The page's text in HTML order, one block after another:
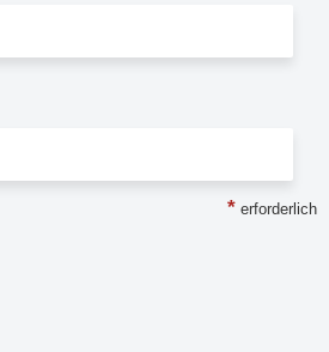
* erforderlich